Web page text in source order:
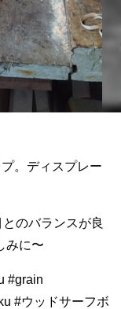
。ディスプレー
のバランスが良
みに〜
#grain
#ウッドサーフボ